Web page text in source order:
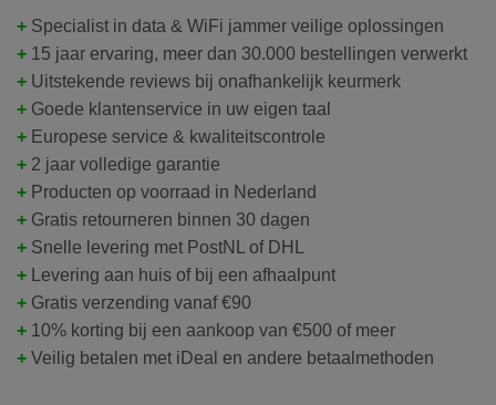
+ Specialist in data & WiFi jammer veilige oplossingen
+ 15 jaar ervaring, meer dan 30.000 bestellingen verwerkt
+ Uitstekende reviews bij onafhankelijk keurmerk
+ Goede klantenservice in uw eigen taal
+ Europese service & kwaliteitscontrole
+ 2 jaar volledige garantie
+ Producten op voorraad in Nederland
+ Gratis retourneren binnen 30 dagen
+ Snelle levering met PostNL of DHL
+
Levering aan huis of bij een afhaalpunt
+ Gratis verzending vanaf €90
+ 10% korting bij een aankoop van €500 of meer
+ Veilig betalen met iDeal en andere betaalmethoden